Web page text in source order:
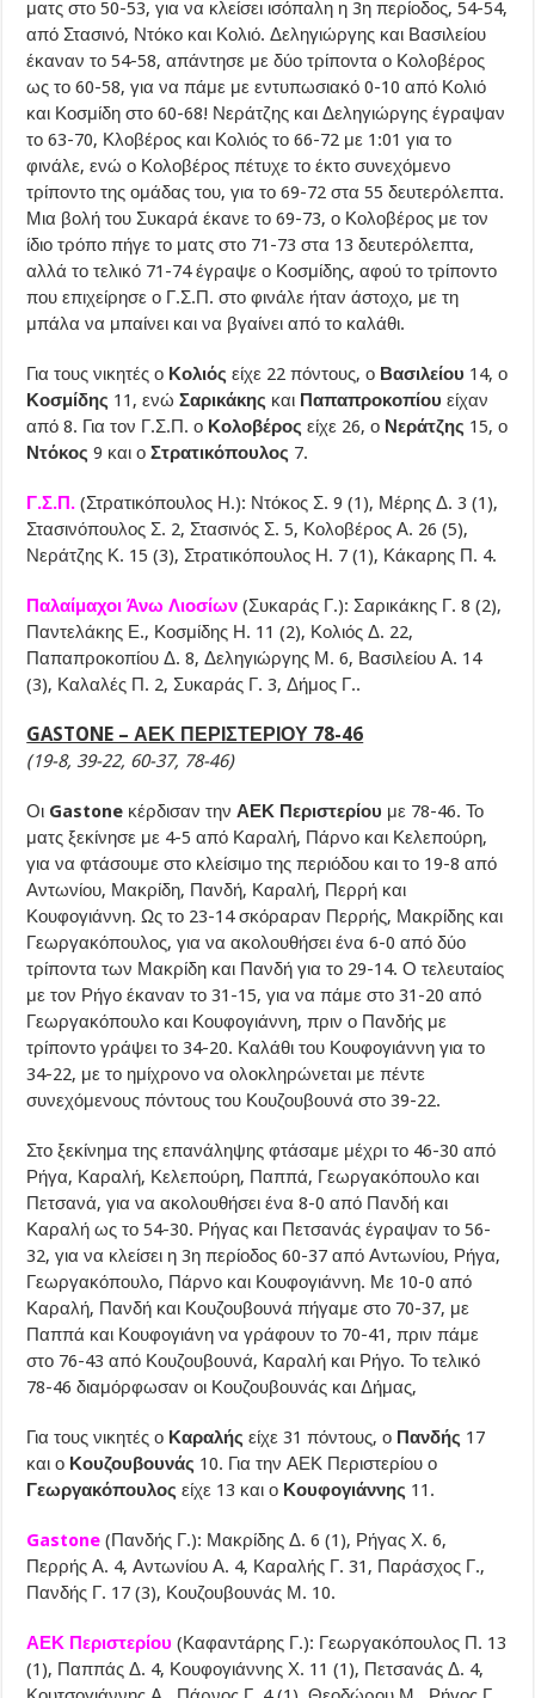
ματς στο 50-53, για να κλείσει ισόπαλη η 3η περίοδος, 54-54,
από Στασινό, Ντόκο και Κολιό. Δεληγιώργης και Βασιλείου
έκαναν το 54-58, απάντησε με δύο τρίποντα ο Κολοβέρος
ως το 60-58, για να πάμε με εντυπωσιακό 0-10 από Κολιό
και Κοσμίδη στο 60-68! Νεράτζης και Δεληγιώργης έγραψαν
το 63-70, Κλοβέρος και Κολιός το 66-72 με 1:01 για το
φινάλε, ενώ ο Κολοβέρος πέτυχε το έκτο συνεχόμενο
τρίποντο της ομάδας του, για το 69-72 στα 55 δευτερόλεπτα.
Μια βολή του Συκαρά έκανε το 69-73, ο Κολοβέρος με τον
ίδιο τρόπο πήγε το ματς στο 71-73 στα 13 δευτερόλεπτα,
αλλά το τελικό 71-74 έγραψε ο Κοσμίδης, αφού το τρίποντο
που επιχείρησε ο Γ.Σ.Π. στο φινάλε ήταν άστοχο, με τη
μπάλα να μπαίνει και να βγαίνει από το καλάθι.
Για τους νικητές ο Κολιόςείχε 22 πόντους, ο Βασιλείου 14, ο
Κοσμίδης 11, ενώΣαρικάκης και Παπαπροκοπίουείχαν
από 8. Για τον Γ.Σ.Π. ο Κολοβέροςείχε 26, ο Νεράτζης 15, ο
Ντόκος9 και οΣτρατικόπουλος 7.
Γ.Σ.Π. (Στρατικόπουλος Η.): Ντόκος Σ. 9 (1), Μέρης Δ. 3 (1),
Στασινόπουλος Σ. 2, Στασινός Σ. 5, Κολοβέρος Α. 26 (5),
Νεράτζης Κ. 15 (3), Στρατικόπουλος Η. 7 (1), Κάκαρης Π. 4.
Παλαίμαχοι Άνω Λιοσίων (Συκαράς Γ.): Σαρικάκης Γ. 8 (2),
Παντελάκης Ε., Κοσμίδης Η. 11 (2), Κολιός Δ. 22,
Παπαπροκοπίου Δ. 8, Δεληγιώργης Μ. 6, Βασιλείου Α. 14
(3), Καλαλές Π. 2, Συκαράς Γ. 3, Δήμος Γ..
GASTONE – ΑΕΚ ΠΕΡΙΣΤΕΡΙΟΥ 78-46
(19-8, 39-22, 60-37, 78-46)
Οι Gastone κέρδισαν τηνΑΕΚ Περιστερίου με 78-46. Το
ματς ξεκίνησε με 4-5 από Καραλή, Πάρνο και Κελεπούρη,
για να φτάσουμε στο κλείσιμο της περιόδου και το 19-8 από
Αντωνίου, Μακρίδη, Πανδή, Καραλή, Περρή και
Κουφογιάννη. Ως το 23-14 σκόραραν Περρής, Μακρίδης και
Γεωργακόπουλος, για να ακολουθήσει ένα 6-0 από δύο
τρίποντα των Μακρίδη και Πανδή για το 29-14. Ο τελευταίος
με τον Ρήγο έκαναν το 31-15, για να πάμε στο 31-20 από
Γεωργακόπουλο και Κουφογιάννη, πριν ο Πανδής με
τρίποντο γράψει το 34-20. Καλάθι του Κουφογιάννη για το
34-22, με το ημίχρονο να ολοκληρώνεται με πέντε
συνεχόμενους πόντους του Κουζουβουνά στο 39-22.
Στο ξεκίνημα της επανάληψης φτάσαμε μέχρι το 46-30 από
Ρήγα, Καραλή, Κελεπούρη, Παππά, Γεωργακόπουλο και
Πετσανά, για να ακολουθήσει ένα 8-0 από Πανδή και
Καραλή ως το 54-30. Ρήγας και Πετσανάς έγραψαν το 56-
32, για να κλείσει η 3η περίοδος 60-37 από Αντωνίου, Ρήγα,
Γεωργακόπουλο, Πάρνο και Κουφογιάννη. Με 10-0 από
Καραλή, Πανδή και Κουζουβουνά πήγαμε στο 70-37, με
Παππά και Κουφογιάνη να γράφουν το 70-41, πριν πάμε
στο 76-43 από Κουζουβουνά, Καραλή και Ρήγο. Το τελικό
78-46 διαμόρφωσαν οι Κουζουβουνάς και Δήμας,
Για τους νικητές ο Καραλήςείχε 31 πόντους, ο Πανδής 17
και ο Κουζουβουνάς 10. Για την ΑΕΚ Περιστερίου ο
Γεωργακόπουλοςείχε 13 και ο Κουφογιάννης 11.
Gastone(Πανδής Γ.): Μακρίδης Δ. 6 (1), Ρήγας Χ. 6,
Περρής Α. 4, Αντωνίου Α. 4, Καραλής Γ. 31, Παράσχος Γ.,
Πανδής Γ. 17 (3), Κουζουβουνάς Μ. 10.
ΑΕΚ Περιστερίου (Καφαντάρης Γ.): Γεωργακόπουλος Π. 13
(1), Παππάς Δ. 4, Κουφογιάννης Χ. 11 (1), Πετσανάς Δ. 4,